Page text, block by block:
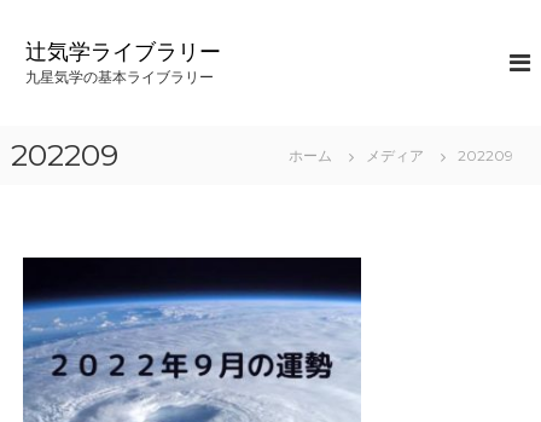
ス
辻気学ライブラリー
九星気学の基本ライブラリー
202209 ホーム メディア 202209